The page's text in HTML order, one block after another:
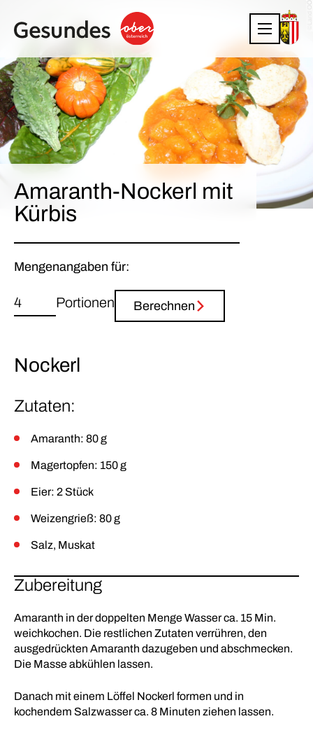
Amaranth-Nockerl mit
Kürbis
Mengenangaben für:
Portionen Berechnen
Nockerl
Zutaten:
Amaranth: 80 g
Magertopfen: 150 g
Eier: 2 Stück
Weizengrieß: 80 g
Salz, Muskat
Zubereitung
Amaranth in der doppelten Menge Wasser ca. 15 Min.
weichkochen. Die restlichen Zutaten verrühren, den
ausgedrückten Amaranth dazugeben und abschmecken.
Die Masse abkühlen lassen.
Danach mit einem Löffel Nockerl formen und in
kochendem Salzwasser ca. 8 Minuten ziehen lassen.